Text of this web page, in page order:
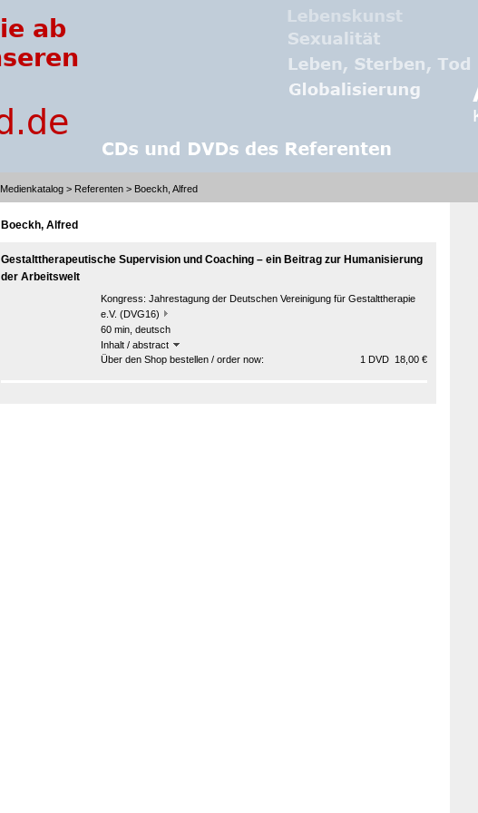
Medienkatalog > Referenten > Boeckh, Alfred
Boeckh, Alfred
Gestalttherapeutische Supervision und Coaching – ein Beitrag zur Humanisierung
der Arbeitswelt
Kongress: Jahrestagung der Deutschen Vereinigung für Gestalttherapie
e.V. (DVG16)
60 min, deutsch
Inhalt / abstract
Über den Shop bestellen / order now:
1 DVD 18,00 €